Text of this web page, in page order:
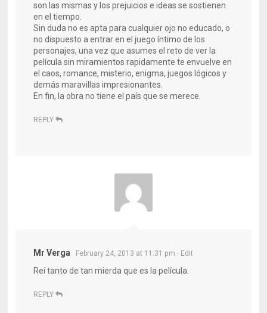
son las mismas y los prejuicios e ideas se sostienen
en el tiempo.
Sin duda no es apta para cualquier ojo no educado, o
no dispuesto a entrar en el juego íntimo de los
personajes, una vez que asumes el reto de ver la
película sin miramientos rapidamente te envuelve en
el caos, romance, misterio, enigma, juegos lógicos y
demás maravillas impresionantes.
En fin, la obra no tiene el país que se merece.
REPLY
Mr Verga February 24, 2013 at 11:31 pm · Edit
Reí tanto de tan mierda que es la película.
REPLY